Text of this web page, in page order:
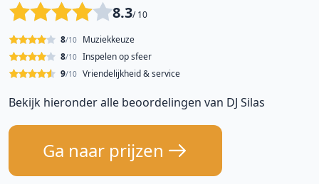
8.3/ 10
Muziekkeuze
8/10
Inspelen op sfeer
8/10
Vriendelijkheid & service
9/10
Bekijk hieronder alle beoordelingen van DJ Silas
Ga naar prijzen